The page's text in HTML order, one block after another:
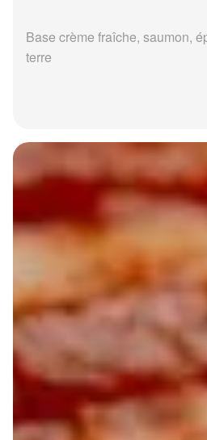
Base crème fraîche, saumon,
terre